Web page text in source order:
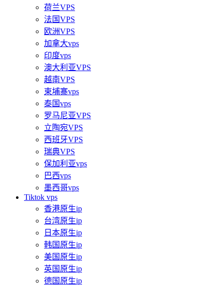
荷兰VPS
法国VPS
欧洲VPS
加拿大vps
印度vps
澳大利亚VPS
越南VPS
柬埔寨vps
泰国vps
罗马尼亚VPS
立陶宛VPS
西班牙VPS
瑞典VPS
保加利亚vps
巴西vps
墨西哥vps
Tiktok vps
香港原生ip
台湾原生ip
日本原生ip
韩国原生ip
美国原生ip
英国原生ip
德国原生ip